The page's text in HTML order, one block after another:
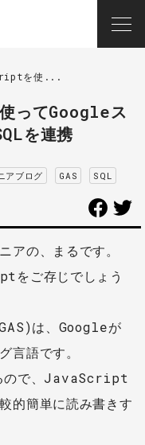
を使...
てGoogleス
を連携
アブログ GAS SQL
アの、まるです。
ご存じでしょう
は、Googleが
言語です。
ので、JavaScript
的簡単に読み書きす